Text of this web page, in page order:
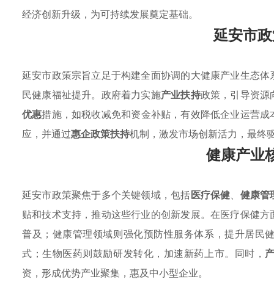
经济创新升级，为可持续发展奠定基础。
延安市
延安市政策宗旨立足于构建全面协调的大健康产业生态
民健康福祉提升。政府着力实施产业扶持政策，引导资源
优惠措施，如税收减免和资金补贴，有效降低企业运营
应，并通过惠企政策扶持机制，激发市场创新活力，最终
健康产业
延安市政策聚焦于多个关键领域，包括医疗保健、 健康管
贴和技术支持，推动这些行业的创新发展。在医疗保健
普及；健康管理领域则强化预防性服务体系，提升居民
式；生物医药则鼓励研发转化，加速新药上市。同时，
资，形成优势产业聚集，惠及中小型企业。